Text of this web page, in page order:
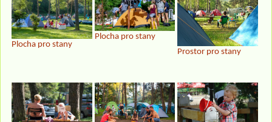
Plocha pro stany
Plocha pro stany
Prostor pro stany